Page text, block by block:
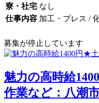
寮・社宅 なし
仕事内容 加工・プレス /
募集が停止しています
魅力の高時給
作業など：八潮